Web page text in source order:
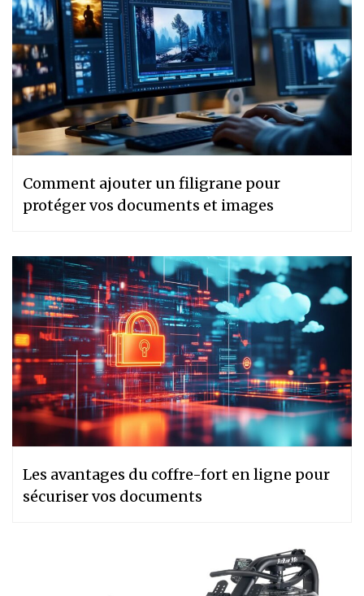
Comment ajouter un filigrane pour
protéger vos documents et images
Les avantages du coffre-fort en ligne pour
sécuriser vos documents